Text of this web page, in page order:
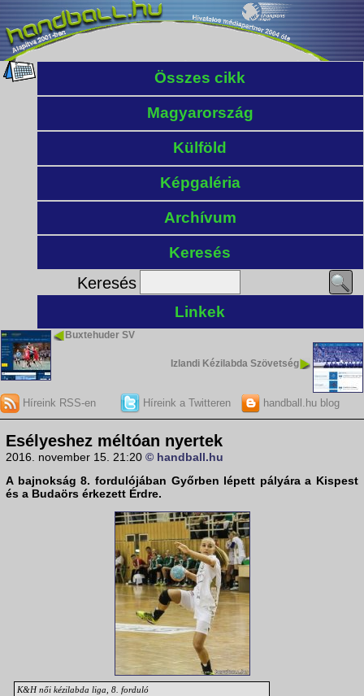
Összes cikk
Magyarország
Külföld
Képgaléria
Archívum
Keresés
Keresés
Linkek
Buxtehuder SV
Izlandi Kézilabda Szövetség
Híreink RSS-en Híreink a Twitteren handball.hu blog
Esélyeshez méltóan nyertek
2016. november 15. 21:20 © handball.hu
A bajnokság 8. fordulójában Győrben lépett pályára a Kispest
és a Budaörs érkezett Érdre.
K&H női kézilabda liga, 8. forduló